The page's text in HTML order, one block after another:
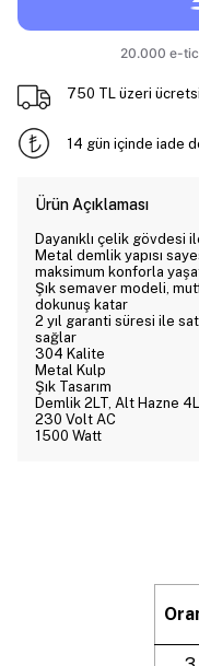
750 TL üzeri
14 gün içinde iade
Ürün Açıklaması
Dayanıklı çelik gövdesi
Metal demlik yapısı
maksimum konforla
Şık semaver modeli,
dokunuş katar
2 yıl garanti süresi ile
sağlar
304 Kalite
Metal Kulp
Şık Tasarım
Demlik 2LT, Alt Hazne
230 Volt AC
1500 Watt